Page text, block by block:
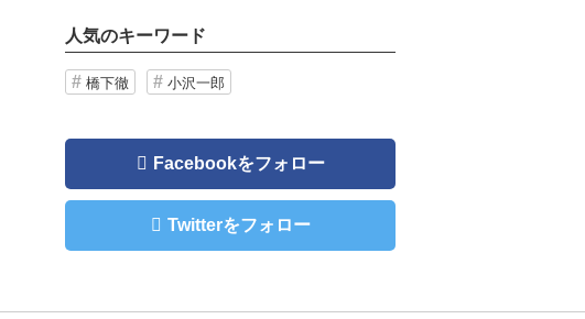
人気のキーワード
橋下徹 小沢一郎
Facebookをフォロー
Twitterをフォロー